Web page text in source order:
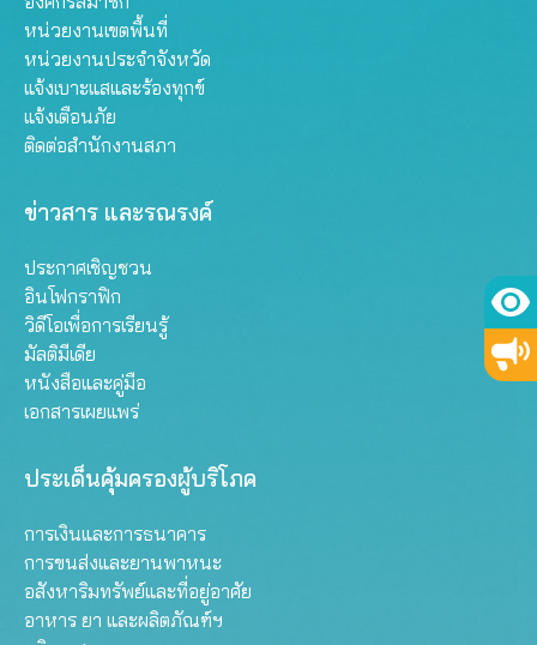
หน่วยงานเขตพื้นที่
หน่วยงานประจำจังหวัด
แจ้งเบาะแสและร้องทุกข์
แจ้งเตือนภัย
ติดต่อสำนักงานสภา
ข่าวสาร และรณรงค์
ประกาศเชิญชวน
อินโฟกราฟิก
วิดีโอเพื่อการเรียนรู้
มัลติมีเดีย
หนังสือและคู่มือ
เอกสารเผยแพร่
ประเด็นคุ้มครองผู้บริโภค
การเงินและการธนาคาร
การขนส่งและยานพาหนะ
อสังหาริมทรัพย์และที่อยู่อาศัย
อาหาร ยา และผลิตภัณฑ์ฯ